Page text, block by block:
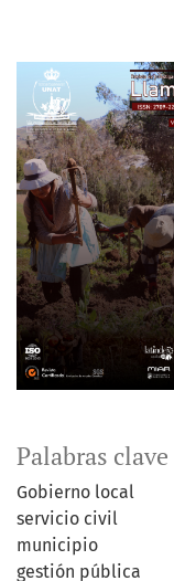
Palabras clave
Gobierno local
servicio civil
municipio
gestión pública